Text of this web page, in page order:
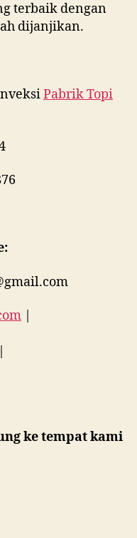
terbaik dengan
dijanjikan.
Pabrik Topi
ke tempat kami